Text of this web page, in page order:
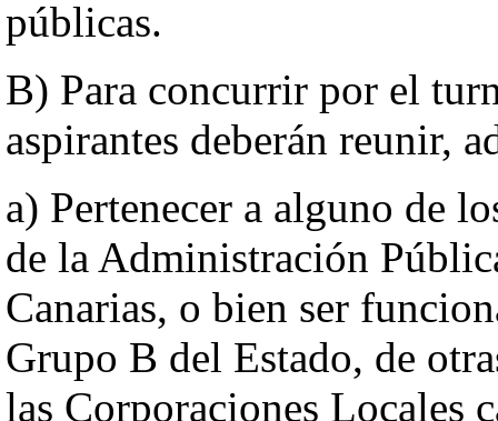
públicas.
B) Para concurrir por el
aspirantes deberán reunir,
a) Pertenecer a alguno de
de la Administración
Canarias, o bien ser
Grupo B del Estado, de
las Corporaciones Locales